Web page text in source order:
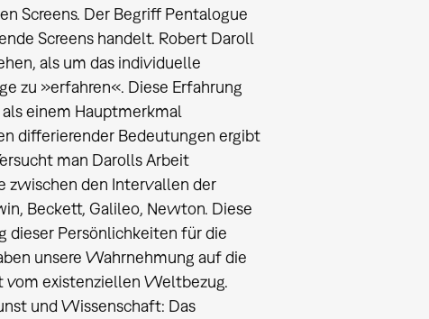
Screens. Der Begriff Pentalogue
Screens handelt. Robert Daroll
als um das individuelle
zu »erfahren«. Diese Erfahrung
einem Hauptmerkmal
differierender Bedeutungen ergibt
man Darolls Arbeit
zwischen den Intervallen der
Beckett, Galileo, Newton. Diese
dieser Persönlichkeiten für die
unsere Wahrnehmung auf die
vom existenziellen Weltbezug.
und Wissenschaft: Das